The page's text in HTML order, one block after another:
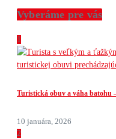
Vyberáme pre vás
1
Turistická obuv a váha batohu
10 januára, 2026
2